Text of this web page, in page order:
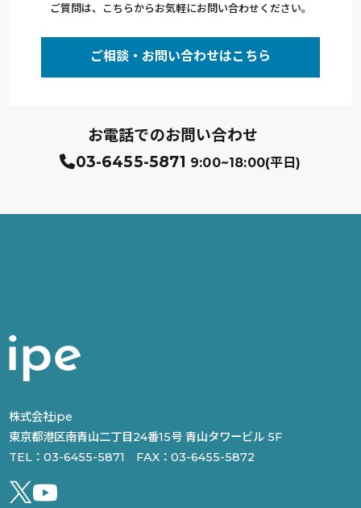
ご質問は、こちらからお気軽にお問い合わせください。
ご相談・お問い合わせはこちら
お電話でのお問い合わせ
03-6455-5871 9:00~18:00(平日)
株式会社ipe
東京都港区南青山二丁目24番15号 青山タワービル 5F
TEL：03-6455-5871 FAX：03-6455-5872